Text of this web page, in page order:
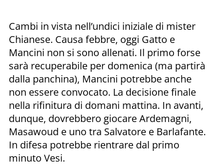
Cambi in vista nell’undici iniziale di mister
Chianese. Causa febbre, oggi Gatto e
Mancini non si sono allenati. Il primo forse
sarà recuperabile per domenica (ma partirà
dalla panchina), Mancini potrebbe anche
non essere convocato. La decisione finale
nella rifinitura di domani mattina. In avanti,
dunque, dovrebbero giocare Ardemagni,
Masawoud e uno tra Salvatore e Barlafante.
In difesa potrebbe rientrare dal primo
minuto Vesi.